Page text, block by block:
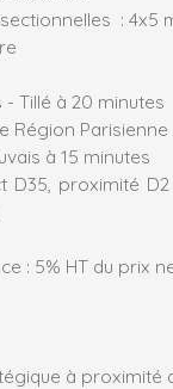
: 4x5
Tillé à 20 minutes
Région
à 15 minutes
D35, proximité
: 5% HT du prix
à proximité